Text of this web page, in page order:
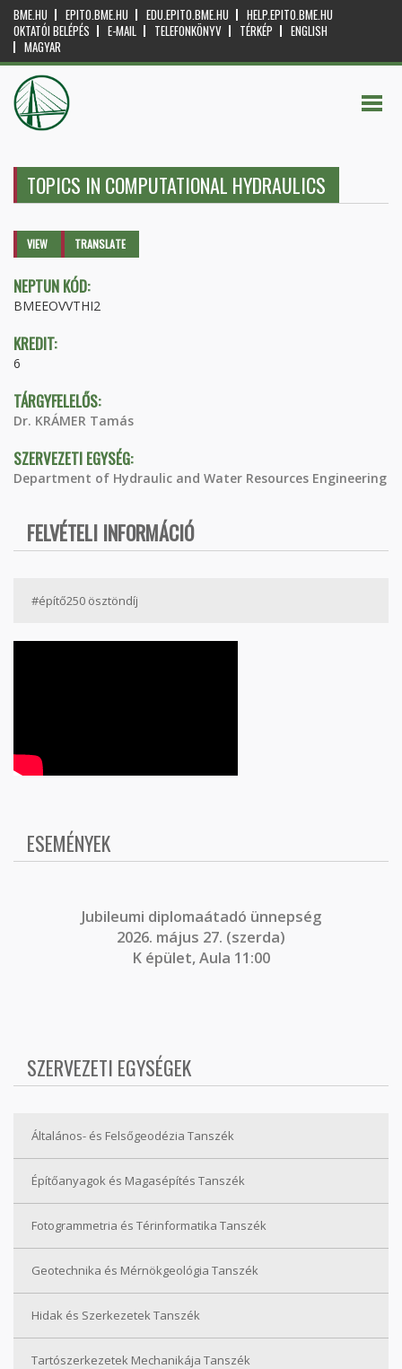
BME.HU EPITO.BME.HU EDU.EPITO.BME.HU
HELP.EPITO.BME.HU
OKTATÓI BELÉPÉS
E-MAIL TELEFONKÖNYV TÉRKÉP
ENGLISH
MAGYAR
TOPICS IN COMPUTATIONAL HYDRAULICS
Primary tabs
VIEW (ACTIVETRANSLATE
NEPTUN KÓD:
BMEEOVVTHI2
KREDIT:
6
TÁRGYFELELŐS:
Dr. KRÁMER Tamás
SZERVEZETI EGYSÉG:
Department of Hydraulic and Water Resources Engineering
FELVÉTELI INFORMÁCIÓ
#építő250 ösztöndíj
ESEMÉNYEK
Jubileumi diplomaátadó ünnepség
2026. május 27. (szerda)
K épület, Aula 11:00
SZERVEZETI EGYSÉGEK
Általános- és Felsőgeodézia Tanszék
Építőanyagok és Magasépítés Tanszék
Fotogrammetria és Térinformatika Tanszék
Geotechnika és Mérnökgeológia Tanszék
Hidak és Szerkezetek Tanszék
Tartószerkezetek Mechanikája Tanszék